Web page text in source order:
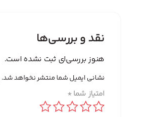
نقد و بررسی‌ها
هنوز بررسی‌ای ثبت نشده است.
نشانی ایمیل شما منتشر نخواهد شد.
امتیاز شما *